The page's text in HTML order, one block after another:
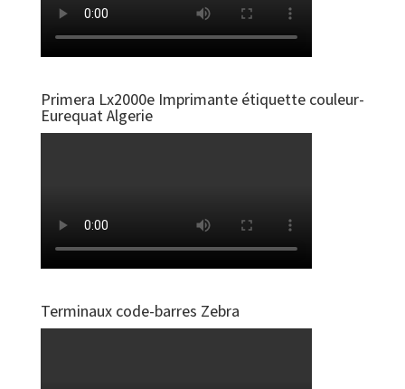
Primera Lx2000e Imprimante étiquette couleur-
Eurequat Algerie
Terminaux code-barres Zebra